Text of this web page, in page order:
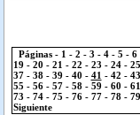
Páginas - 1 - 2 - 3 - 4- 5 - 6
19 - 20 - 21 - 22 - 23 - 24- 25
37- 38- 39 - 40 - 41 - 42 - 43
55 - 56- 57- 58- 59 - 60 - 61
73 - 74- 75 - 76- 77- 78- 79
Siguiente